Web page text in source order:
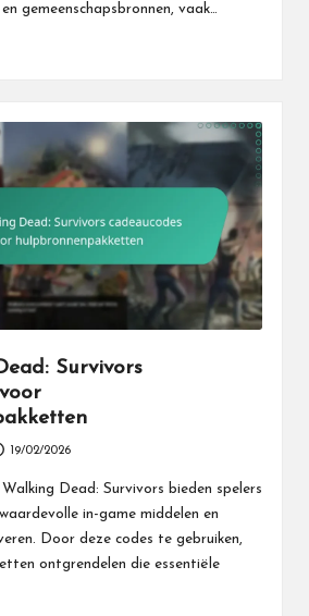
gemeenschapsbronnen, vaak…
Survivors
19/02/2026
Dead: Survivors bieden spelers
in-game middelen en
Door deze codes te gebruiken,
ontgrendelen die essentiële